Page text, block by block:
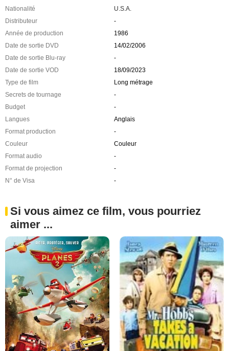
Nationalité
U.S.A.
Distributeur
-
Année de production
1986
Date de sortie DVD
14/02/2006
Date de sortie Blu-ray
-
Date de sortie VOD
18/09/2023
Type de film
Long métrage
Secrets de tournage
-
Budget
-
Langues
Anglais
Format production
-
Couleur
Couleur
Format audio
-
Format de projection
-
N° de Visa
-
Si vous aimez ce film, vous pourriez
aimer ...